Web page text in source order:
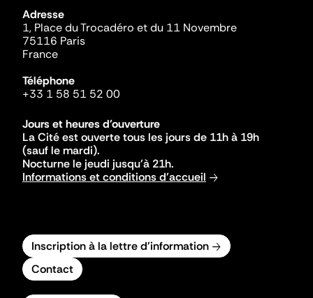
Adresse
1, Place du Trocadéro et du 11 Novembre
75116 Paris
France
Téléphone
+33 1 58 51 52 00
Jours et heures d'ouverture
La Cité est ouverte tous les jours de 11h à 19h
(sauf le mardi).
Nocturne le jeudi jusqu'à 21h.
Informations et conditions d'accueil
Inscription à la lettre d'information
Contact